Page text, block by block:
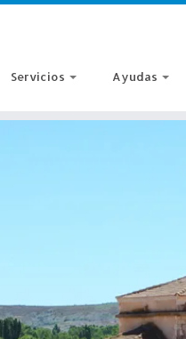
Servicios Ayudas